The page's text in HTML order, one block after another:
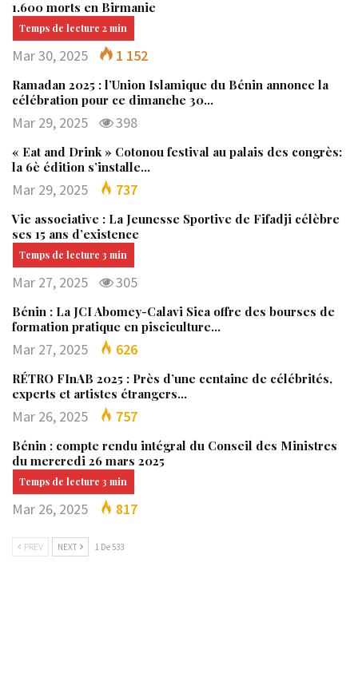
1.600 morts en Birmanie
Mar 30, 2025 1 152
Ramadan 2025 : l’Union Islamique du Bénin annonce la
célébration pour ce dimanche 30…
Mar 29, 2025 398
« Eat and Drink » Cotonou festival au palais des congrès:
la 6è édition s’installe…
Mar 29, 2025 737
Vie associative : La Jeunesse Sportive de Fifadji célèbre
ses 15 ans d’existence
Mar 27, 2025 305
Bénin : La JCI Abomey-Calavi Sica offre des bourses de
formation pratique en pisciculture…
Mar 27, 2025 626
RÉTRO FInAB 2025 : Près d’une centaine de célébrités,
experts et artistes étrangers…
Mar 26, 2025 757
Bénin : compte rendu intégral du Conseil des Ministres
du mercredi 26 mars 2025
Mar 26, 2025 817
PREV NEXT 1 De 533